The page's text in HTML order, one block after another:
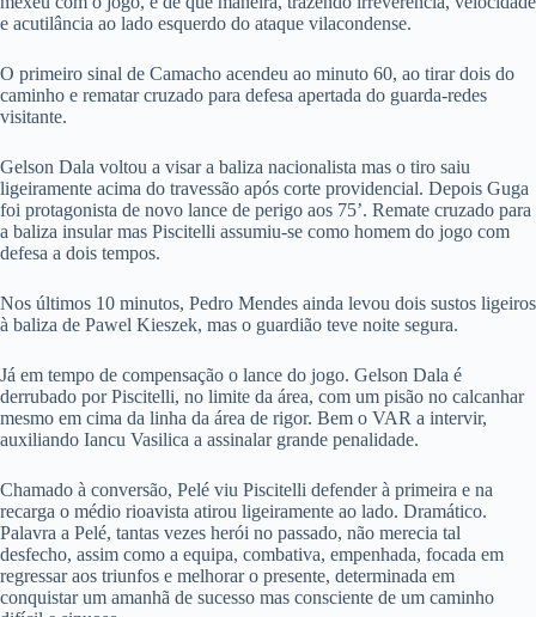
e acutilância ao lado esquerdo do ataque vilacondense.
O primeiro sinal de Camacho acendeu ao minuto 60, ao tirar dois do
caminho e rematar cruzado para defesa apertada do guarda-redes
visitante.
Gelson Dala voltou a visar a baliza nacionalista mas o tiro saiu
ligeiramente acima do travessão após corte providencial. Depois Guga
foi protagonista de novo lance de perigo aos 75’. Remate cruzado para
a baliza insular mas Piscitelli assumiu-se como homem do jogo com
defesa a dois tempos.
Nos últimos 10 minutos, Pedro Mendes ainda levou dois sustos ligeiros
à baliza de Pawel Kieszek, mas o guardião teve noite segura.
Já em tempo de compensação o lance do jogo. Gelson Dala é
derrubado por Piscitelli, no limite da área, com um pisão no calcanhar
mesmo em cima da linha da área de rigor. Bem o VAR a intervir,
auxiliando Iancu Vasilica a assinalar grande penalidade.
Chamado à conversão, Pelé viu Piscitelli defender à primeira e na
recarga o médio rioavista atirou ligeiramente ao lado. Dramático.
Palavra a Pelé, tantas vezes herói no passado, não merecia tal
desfecho, assim como a equipa, combativa, empenhada, focada em
regressar aos triunfos e melhorar o presente, determinada em
conquistar um amanhã de sucesso mas consciente de um caminho